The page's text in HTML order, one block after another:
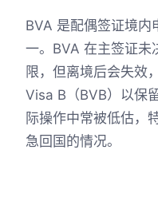
BVA 是配偶签证境内
一。BVA 在主签证未
限，但离境后会失效
Visa B（BVB）以保
际操作中常被低估，
急回国的情况。